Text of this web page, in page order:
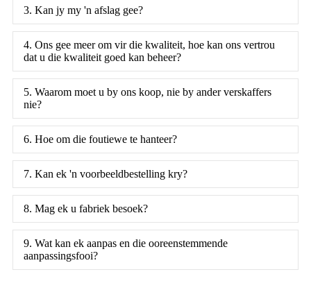
3. Kan jy my 'n afslag gee?
4. Ons gee meer om vir die kwaliteit, hoe kan ons vertrou
dat u die kwaliteit goed kan beheer?
5. Waarom moet u by ons koop, nie by ander verskaffers
nie?
6. Hoe om die foutiewe te hanteer?
7. Kan ek 'n voorbeeldbestelling kry?
8. Mag ek u fabriek besoek?
9. Wat kan ek aanpas en die ooreenstemmende
aanpassingsfooi?